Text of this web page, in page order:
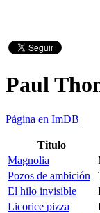
Paul
Página en ImDB
Titulo
Magnolia
Pozos de ambición
El hilo invisible
Licorice pizza